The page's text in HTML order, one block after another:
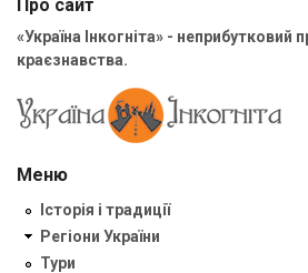
Про сайт
«Україна Інкогніта» - неприбутковий
краєзнавства.
Меню
Історія і традиції
Регіони України
Тури